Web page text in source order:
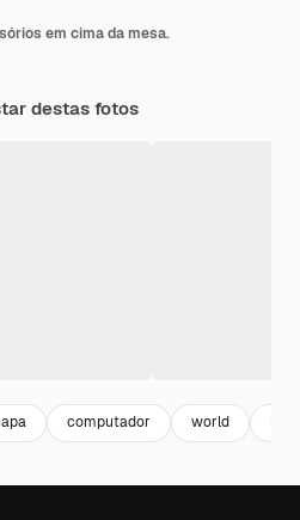
em cima da mesa.
destas fotos
computador world